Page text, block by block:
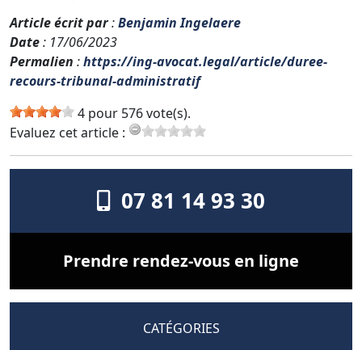
Article écrit par:Benjamin Ingelaere
Date: 17/06/2023
Permalien :https://ing-avocat.legal/article/duree-
recours-tribunal-administratif
4 pour 576 vote(s).
Evaluez cet article :
07 81 14 93 30
Prendre rendez-vous en ligne
CATÉGORIES